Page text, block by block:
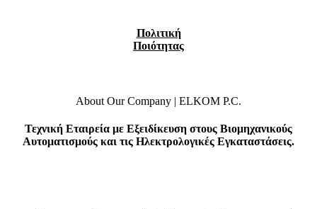
Πολιτική
Ποιότητας
About Our Company | ELKOM P.C.
Τεχνική Εταιρεία με Εξειδίκευση στους Βιομηχανικούς
Αυτοματισμούς και τις Ηλεκτρολογικές Εγκαταστάσεις.